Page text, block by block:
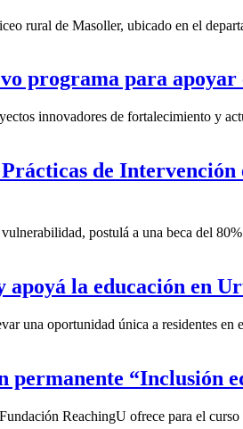
rural de Masoller, ubicado en el
programa para
innovadores de fortalecimiento y
de
postulá a una beca del
apoyá la educación en
una oportunidad única a residentes
permanente “Inclusión
ReachingU ofrece para el